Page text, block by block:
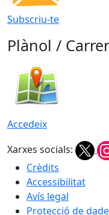
Subscriu-te
Plànol /
Accedeix
Xarxes socials:
Crèdits
Accessibilitat
Avís legal
Protecció de